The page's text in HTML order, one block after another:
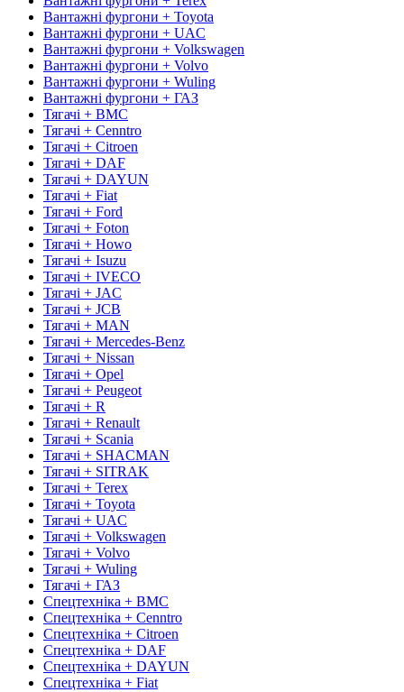
Вантажні фургони + Toyota
Вантажні фургони + UAC
Вантажні фургони + Volkswagen
Вантажні фургони + Volvo
Вантажні фургони + Wuling
Вантажні фургони + ГАЗ
Тягачі + BMC
Тягачі + Cenntro
Тягачі + Citroen
Тягачі + DAF
Тягачі + DAYUN
Тягачі + Fiat
Тягачі + Ford
Тягачі + Foton
Тягачі + Howo
Тягачі + Isuzu
Тягачі + IVECO
Тягачі + JAC
Тягачі + JCB
Тягачі + MAN
Тягачі + Mercedes-Benz
Тягачі + Nissan
Тягачі + Opel
Тягачі + Peugeot
Тягачі + R
Тягачі + Renault
Тягачі + Scania
Тягачі + SHACMAN
Тягачі + SITRAK
Тягачі + Terex
Тягачі + Toyota
Тягачі + UAC
Тягачі + Volkswagen
Тягачі + Volvo
Тягачі + Wuling
Тягачі + ГАЗ
Спецтехніка + BMC
Спецтехніка + Cenntro
Спецтехніка + Citroen
Спецтехніка + DAF
Спецтехніка + DAYUN
Спецтехніка + Fiat